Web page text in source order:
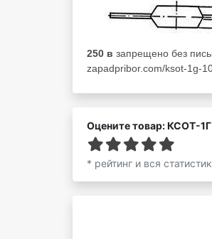
250 в запрещено без
zapadpribor.com/ksot-1g-
Оцените товар: КСОТ-
* рейтинг и вся